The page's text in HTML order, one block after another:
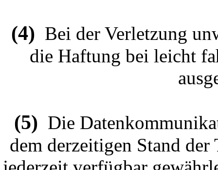
(4) Bei der Verletzung
die Haftung bei leicht
(5) Die
dem derzeitigen Stand